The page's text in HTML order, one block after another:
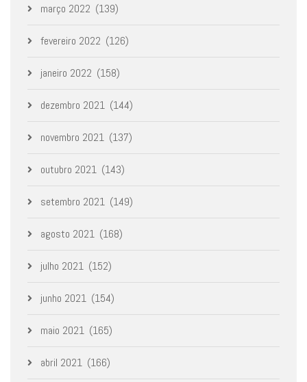
março 2022 (139)
fevereiro 2022 (126)
janeiro 2022 (158)
dezembro 2021 (144)
novembro 2021 (137)
outubro 2021 (143)
setembro 2021 (149)
agosto 2021 (168)
julho 2021 (152)
junho 2021 (154)
maio 2021 (165)
abril 2021 (166)